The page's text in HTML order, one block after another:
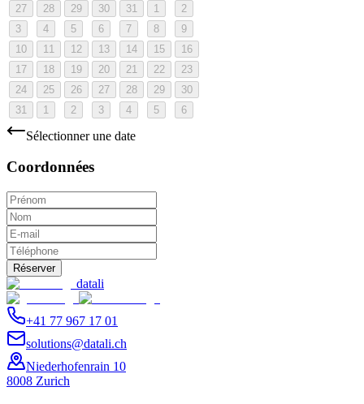
27 28 29 30 31 1
2
3
4 5 6 7 8
9
10
11 12 13 14 15
16
17
18 19 20 21 22
23
24
25 26 27 28 29
30
31
1 2 3 4 5 6
Sélectionner une date
Coordonnées
Réserver
datali
+41 77 967 17 01
solutions@datali.ch
Niederhofenrain 10
8008 Zurich